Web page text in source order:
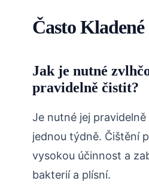
Často
Jak je nutné
pravidelně čistit?
Je nutné jej
jednou týdně. Čištění
vysokou účinnost a
bakterií a plísní.